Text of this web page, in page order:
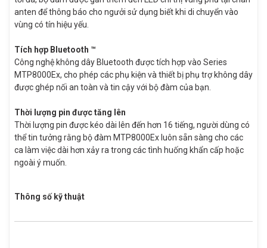
anten để thông báo cho ngưởi sử dụng biết khi di chuyển vào
vùng có tín hiệu yếu.
Tích hợp Bluetooth ™
Công nghệ không dây Bluetooth được tích hợp vào Series
MTP8000Ex, cho phép các phụ kiện và thiết bị phụ trợ không dây
được ghép nối an toàn và tin cậy với bộ đàm của bạn.
Thời lượng pin được tăng lên
Thời lượng pin được kéo dài lên đến hơn 16 tiếng, người dùng có
thể tin tưởng rằng bộ đàm MTP8000Ex luôn sẵn sàng cho các
ca làm việc dài hơn xảy ra trong các tình huống khẩn cấp hoặc
ngoài ý muốn.
Thông số kỹ thuật